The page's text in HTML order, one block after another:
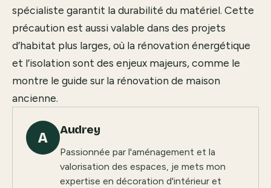
spécialiste garantit la durabilité du matériel. Cette
précaution est aussi valable dans des projets
d’habitat plus larges, où la rénovation énergétique
et l’isolation sont des enjeux majeurs, comme le
montre le guide surla rénovation de maison
ancienne.
A Audrey
Passionnée par l'aménagement et la
valorisation des espaces, je mets mon
expertise en décoration d'intérieur et